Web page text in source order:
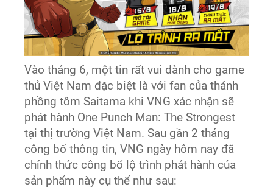
Vào tháng 6, một tin rất vui dành cho game
thủ Việt Nam đặc biệt là với fan của thánh
phồng tôm Saitama khi VNG xác nhận sẽ
phát hành One Punch Man: The Strongest
tại thị trường Việt Nam. Sau gần 2 tháng
công bố thông tin, VNG ngày hôm nay đã
chính thức công bố lộ trình phát hành của
sản phẩm này cụ thể như sau: